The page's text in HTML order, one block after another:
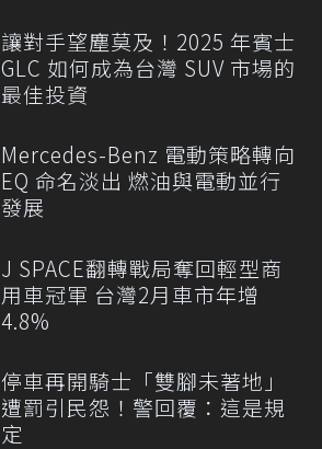
讓對手望塵莫及！2025 年賓士
GLC 如何成為台灣 SUV 市場的
最佳投資
Mercedes-Benz 電動策略轉向
EQ 命名淡出 燃油與電動並行
發展
J SPACE翻轉戰局奪回輕型商
用車冠軍 台灣2月車市年增
4.8%
停車再開騎士「雙腳未著地」
遭罰引民怨！警回覆：這是規
定